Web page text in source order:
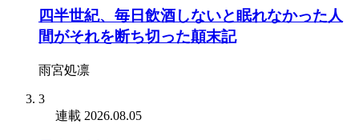
四半世紀、毎日飲酒しないと眠れなかった人
間がそれを断ち切った顛末記
雨宮処凛
3
連載 2026.08.05